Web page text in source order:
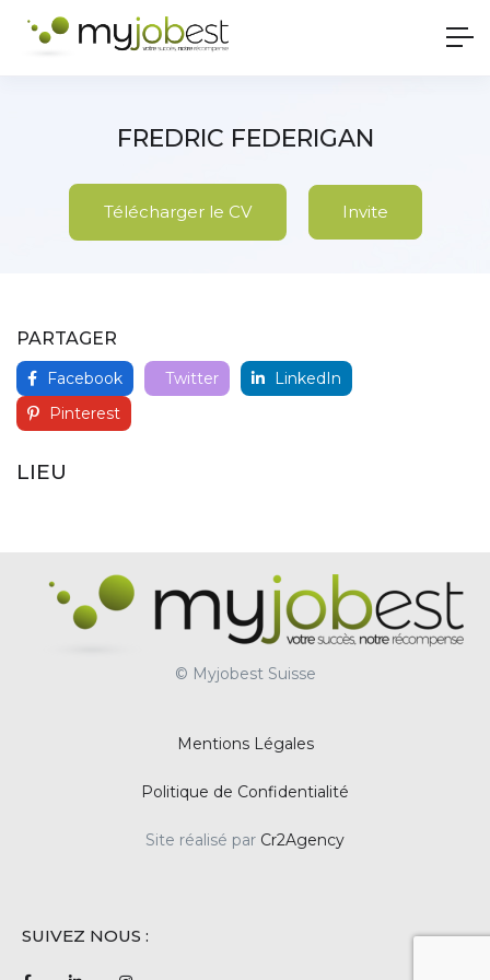
FREDRIC FEDERIGAN
Télécharger le CV Invite
PARTAGER
Facebook Twitter
LinkedIn
Pinterest
LIEU
© Myjobest Suisse
Mentions Légales
Politique de Confidentialité
Site réalisé par Cr2Agency
SUIVEZ NOUS :